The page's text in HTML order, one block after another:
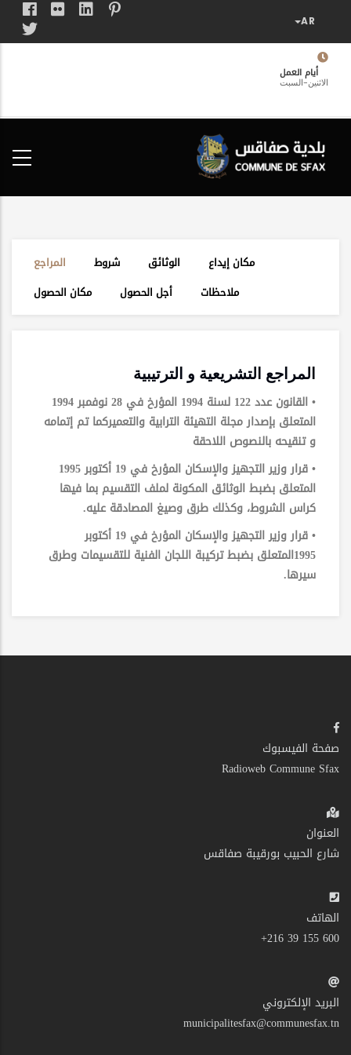
المحتوى
الرئيسيأيام العمل
الاثنين-السبت
المراجع شروط الوثائق
مكان إيداع
مكان الحصول
أجل الحصول ملاحظات
المراجع التشريعية و الترتيبية
• القانون عدد 122 لسنة 1994 المؤرخ في 28 نوفمبر 1994
المتعلق بإصدار مجلة التهيئة الترابية والتعميركما تم إتمامه
و تنقيحه بالنصوص اللاحقة
• قرار وزير التجهيز والإسكان المؤرخ في 19 أكتوبر 1995
المتعلق بضبط الوثائق المكونة لملف التقسيم بما فيها
كراس الشروط، وكذلك طرق وصيغ المصادقة عليه.
• قرار وزير التجهيز والإسكان المؤرخ في 19 أكتوبر
1995المتعلق بضبط تركيبة اللجان الفنية للتقسيمات وطرق
سيرها.
صفحة الفيسبوك
Radioweb Commune Sfax
العنوان
شارع الحبيب بورقيبة صفاقس
الهاتف
600 155 39 216+
البريد الإلكتروني
municipalitesfax@communesfax.tn